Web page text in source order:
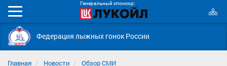
Генеральный спонсор:
Мобильное
меню
Федерация лыжных гонок России
Главная Новости
Обзор СМИ